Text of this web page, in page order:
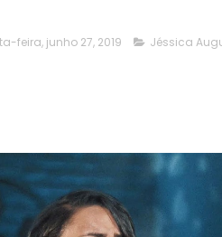
feira, junho 27, 2019 Jéssica